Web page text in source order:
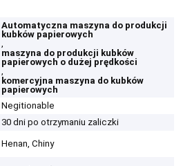
Automatyczna maszyna do produkcji
kubków papierowych
,
maszyna do produkcji kubków
papierowych o dużej prędkości
,
komercyjna maszyna do kubków
papierowych
Negitionable
30 dni po otrzymaniu zaliczki
Henan, Chiny